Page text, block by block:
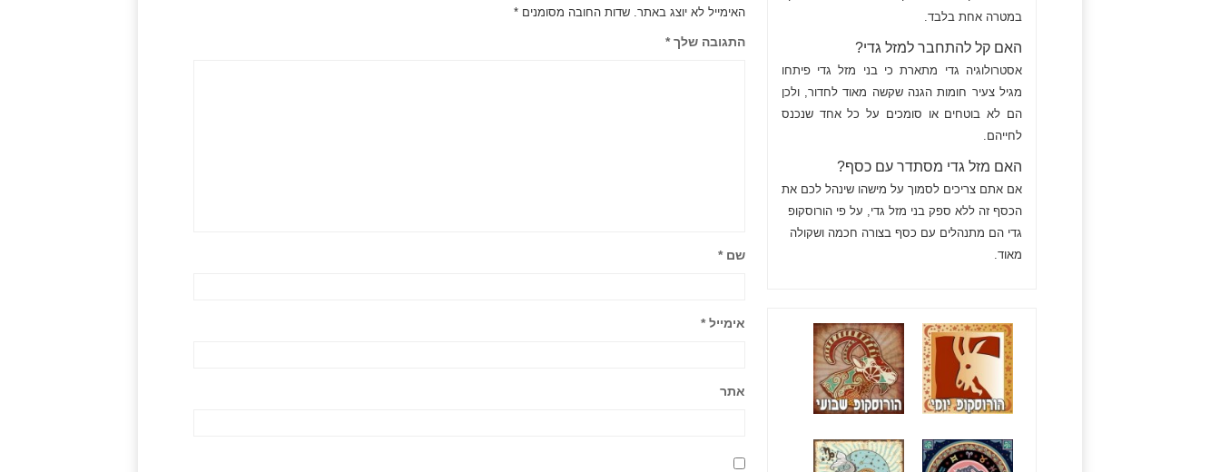
האימייל לא יוצג באתר. שדות החובה מסומנים*
התגובה שלך*
שם*
אימייל*
אתר
במטרה אחת בלבד.
האם קל להתחבר למזל גדי?
אסטרולוגיה גדי מתארת כי בני מזל גדי פיתחו
מגיל צעיר חומות הגנה שקשה מאוד לחדור, ולכן
הם לא בוטחים או סומכים על כל אחד שנכנס
לחייהם.
האם מזל גדי מסתדר עם כסף?
אם אתם צריכים לסמוך על מישהו שינהל לכם את
הכסף זה ללא ספק בני מזל גדי, על פי הורוסקופ
גדי הם מתנהלים עם כסף בצורה חכמה ושקולה
מאוד.